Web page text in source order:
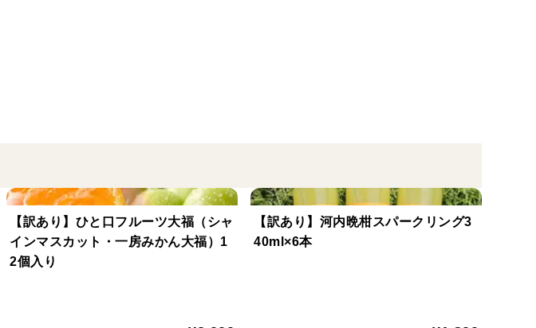
【訳あり】ひと口フルーツ大福（シャ
インマスカット・一房みかん大福）1
2個入り
【訳あり】河内晩柑スパークリング3
40ml×6本